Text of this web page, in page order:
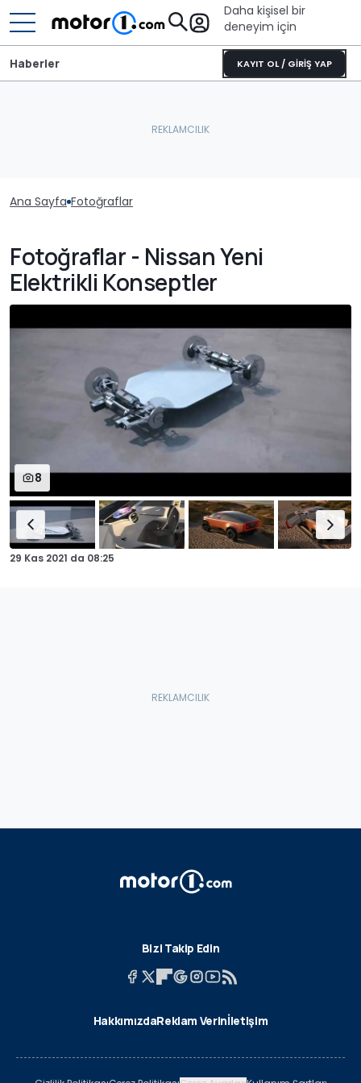
Daha kişisel bir
deneyim için
KAYIT OL / GİRİŞ YAP
Haberler
Ana Sayfa Fotoğraflar
Fotoğraflar - Nissan Yeni
Elektrikli Konseptler
8
29 Kas 2021 da 08:25
Bizi Takip Edin
HakkımızdaReklam Verinİletişim